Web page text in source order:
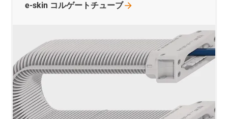
e-skin コルゲートチューブ